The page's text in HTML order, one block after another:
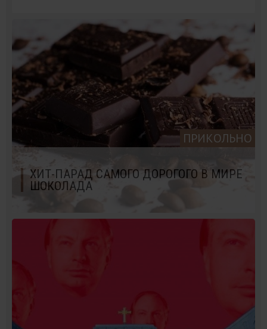
ПРИКОЛЬНО
ХИТ-ПАРАД САМОГО ДОРОГОГО В МИРЕ
ШОКОЛАДА